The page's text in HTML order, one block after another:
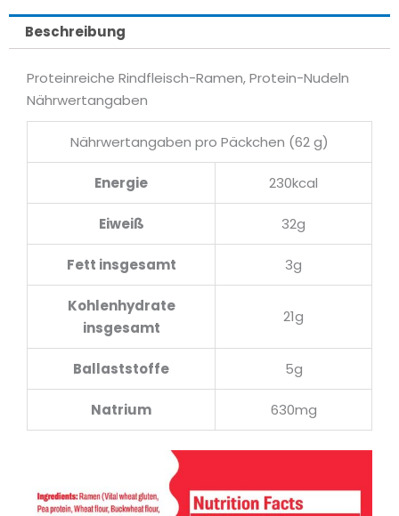
Beschreibung
Proteinreiche Rindfleisch-Ramen, Protein-Nudeln
Nährwertangaben
Nährwertangaben pro Päckchen (62 g)
Energie 230kcal
Eiweiß 32g
Fett insgesamt 3g
Kohlenhydrate
insgesamt
21g
Ballaststoffe 5g
Natrium 630mg